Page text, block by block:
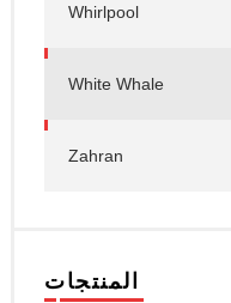
Whirlpool
White Whale
Zahran
المنتجات